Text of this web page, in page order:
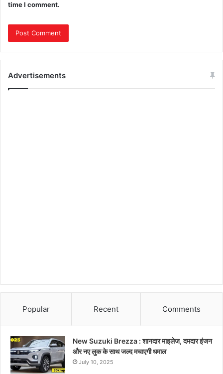
time I comment.
Advertisements
Popular Recent Comments
New Suzuki Brezza : शानदार माइलेज, दमदार इंजन
और नए लुक के साथ जल्द मचाएगी धमाल
July 10, 2025